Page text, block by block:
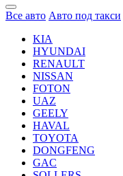
Все авто Авто под такси
KIA
HYUNDAI
RENAULT
NISSAN
FOTON
UAZ
GEELY
HAVAL
TOYOTA
DONGFENG
GAC